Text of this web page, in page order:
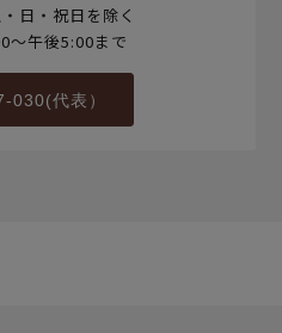
日・祝日を除く
～午後5:00まで
030(代表）